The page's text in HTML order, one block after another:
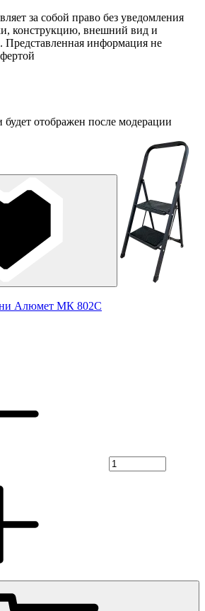
за собой право без уведомления
конструкцию, внешний вид и
Представленная информация не
отображен после модерации
Алюмет МК 802С